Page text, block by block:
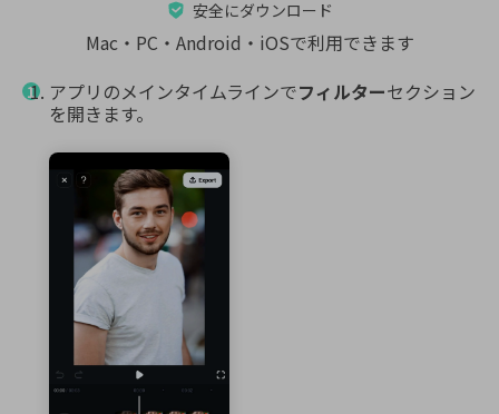
安全にダウンロード
Mac・PC・Android・iOSで利用できます
アプリのメインタイムラインでフィルターセクション
を開きます。